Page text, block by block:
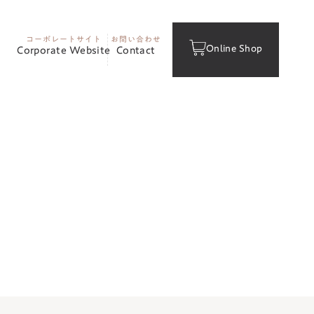
コーポレートサイト
Corporate Website
お問い合わせ
Contact Online Shop